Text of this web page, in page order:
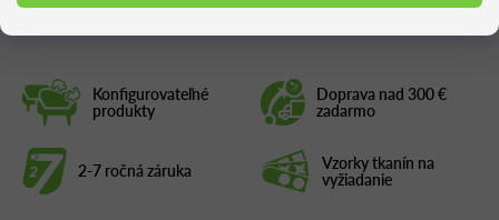
Konfigurovateľné
produkty
Doprava nad 300 €
zadarmo
2-7 ročná záruka Vzorky tkanín na
vyžiadanie